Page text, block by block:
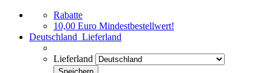
Rabatte
10,00 Euro Mindestbestellwert!
Deutschland Lieferland
Lieferland